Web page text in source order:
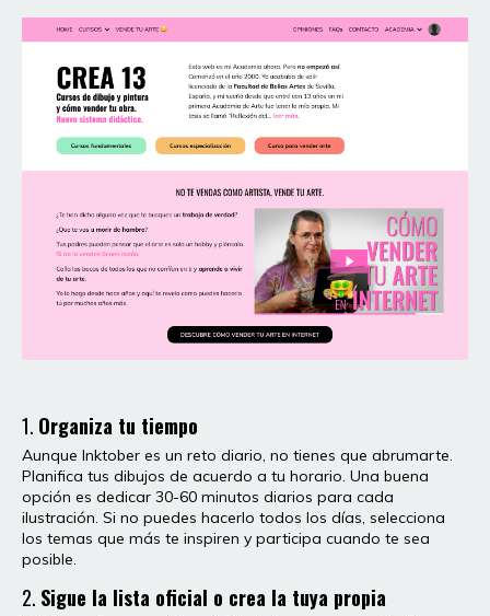
1. Organiza tu tiempo
Aunque Inktober es un reto diario, no tienes que abrumarte.
Planifica tus dibujos de acuerdo a tu horario. Una buena
opción es dedicar 30-60 minutos diarios para cada
ilustración. Si no puedes hacerlo todos los días, selecciona
los temas que más te inspiren y participa cuando te sea
posible.
2. Sigue la lista oficial o crea la tuya propia